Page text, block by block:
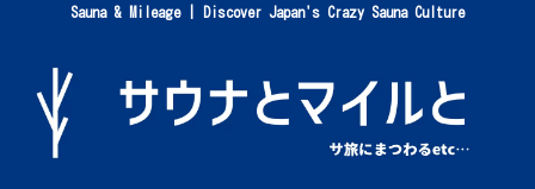
Sauna & Mileage | Discover Japan's Crazy Sauna Culture